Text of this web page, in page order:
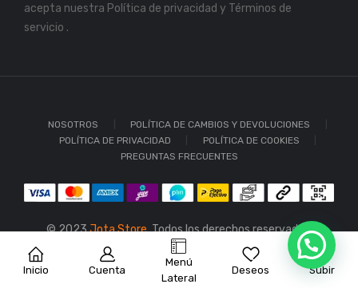
Inicio Cuenta
Menú
Lateral
Deseos Subir
acepta nuestra Política de privacidad y Términos de
servicio .
NOSOTROS
POLÍTICA DE CAMBIOS Y DEVOLUCIONES
POLÍTICA DE PRIVACIDAD
POLÍTICA DE COOKIES
PREGUNTAS FRECUENTES
© 2023Jota Store.Todos los derechos reservados.